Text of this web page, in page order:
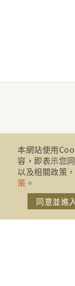
財團法
地址：10041
本網站使用
容，即表示您
以及相關政策
策 。
同意並進